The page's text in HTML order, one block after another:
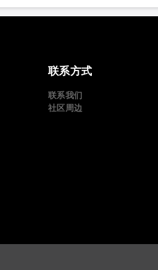
联系方式
联系我们
社区周边